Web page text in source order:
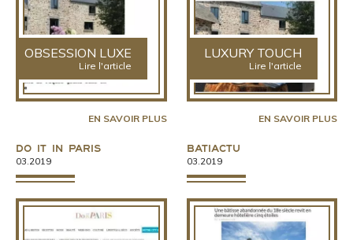
OBSESSION LUXE
Lire l'article
EN SAVOIR PLUS
LUXURY TOUCH
Lire l'article
EN SAVOIR PLUS
Do it in Paris
03.2019
Batiactu
03.2019